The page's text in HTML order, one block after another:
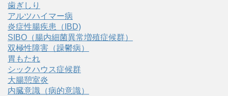
歯ぎしり
アルツハイマー病
炎症性腸疾患（IBD)
SIBO（腸内細菌異常増殖症候群）
双極性障害（躁鬱病）
胃もたれ
シックハウス症候群
大腸憩室炎
内臓意識（病的意識）